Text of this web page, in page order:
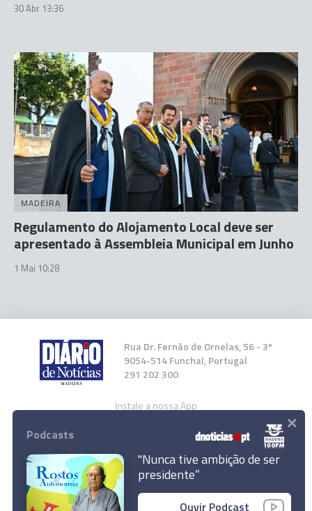
30 Abr 13:36
MADEIRA
Regulamento do Alojamento Local deve ser
apresentado à Assembleia Municipal em Junho
1 Mai 10:28
Rua Dr. Fernão de Ornelas, 56 - 3º
9054-514 Funchal, Portugal
291 202 300
Instale a nossa App
© 2026 Empresa Diário de Notícias, Lda.
Podcasts
"Nunca tive ambição de ser
presidente”
Ouvir Podcast
×